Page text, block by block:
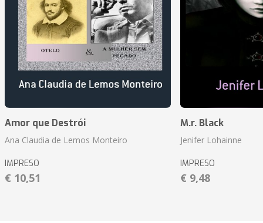
Amor que Destrói
Ana Claudia de Lemos Monteiro
IMPRESO
€ 10,51
M.r. Black
Jenifer Lohainne
IMPRESO
€ 9,48